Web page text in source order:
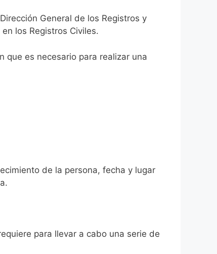
General de los Registros y
los Registros Civiles.
que es necesario para realizar una
de la persona, fecha y lugar
para llevar a cabo una serie de